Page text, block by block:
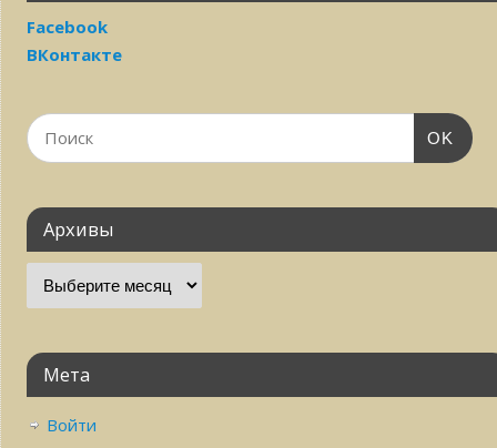
Facebook
ВКонтакте
OK
Архивы
Мета
Войти